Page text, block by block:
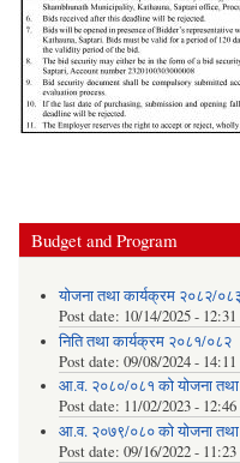
Budget and Program
योजना तथा कार्यक्रम २०८२/
Post date: 10/14/2025 - 12:31
निति तथा कार्यक्रम २०८१/०८२
Post date: 09/08/2024 - 14:11
आ.व. २०८०/०८१ को योजना
Post date: 11/02/2023 - 12:46
आ.व. २०७९/०८० को योजना
Post date: 09/16/2022 - 11:23